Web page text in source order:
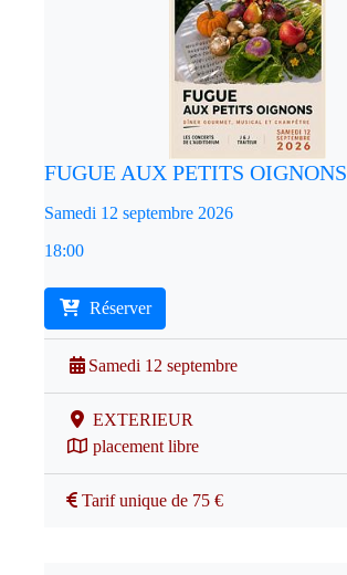
FUGUE AUX PETITS OIGNONS
Samedi 12 septembre 2026
18:00
Réserver
Samedi 12 septembre
EXTERIEUR
placement libre
Tarif unique de 75 €